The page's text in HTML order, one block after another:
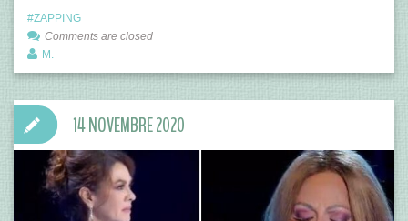
ZAPPING
Comments are closed
M.
14 NOVEMBRE 2020